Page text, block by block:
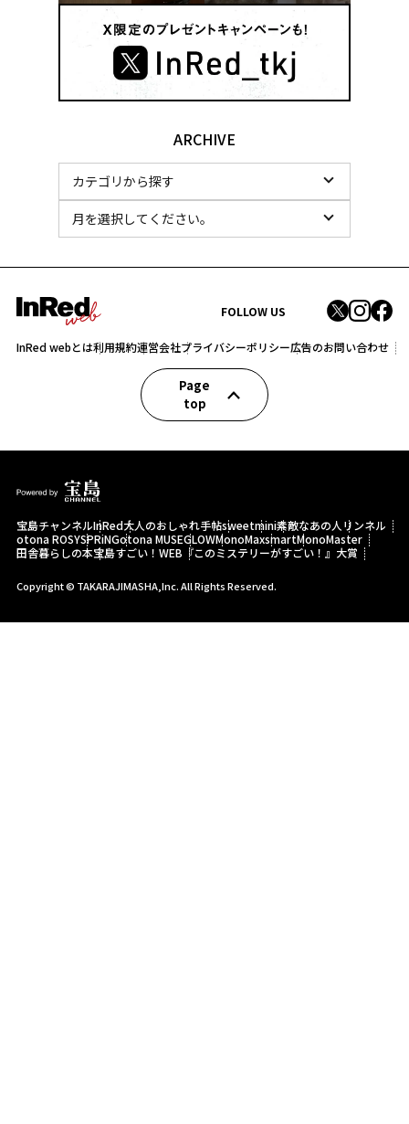
ARCHIVE
FOLLOW US
InRed webとは利用規約運営会社プライバシーポリシー広告のお問い合わせ
Page
top
宝島チャンネルInRed大人のおしゃれ手帖sweetmini素敵なあの人 リンネル
otona ROSYSPRiNGotona MUSEGLOWMonoMaxsmartMonoMaster
田舎暮らしの本宝島すごい！WEB 『このミステリーがすごい！』大賞
Copyright © TAKARAJIMASHA,Inc. All Rights Reserved.